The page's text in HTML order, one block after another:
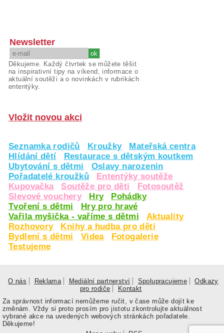
Newsletter
Děkujeme. Každý čtvrtek se můžete těšit
na inspirativní tipy na víkend, informace o
aktuální soutěži a o novinkách v rubrikách
ententýky.
Vložit novou akci
Seznamka rodičů Kroužky
Mateřská centra
Hlídání dětí
Restaurace s dětským koutkem
Ubytování s dětmi
Oslavy narozenin
Pořadatelé kroužků
Ententýky soutěže
Kupovačka
Soutěže pro děti
Fotosoutěž
Slevové vouchery
Hry
Pohádky
Tvoření s dětmi
Hry pro hravé
Vařila myšička - vaříme s dětmi
Aktuality
Rozhovory
Knihy a hudba pro děti
Bydlení s dětmi
Videa
Fotogalerie
Testujeme
O nás Reklama Mediální partnerství Spolupracujeme
Odkazy
pro rodiče
Kontakt
Za správnost informací nemůžeme ručit, v čase může dojít ke
změnám. Vždy si proto prosím pro jistotu zkontrolujte aktuálnost
vybrané akce na uvedených webových stránkách pořadatele.
Děkujeme!